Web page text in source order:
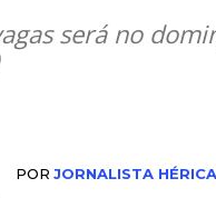
será no
POR JORNALISTA